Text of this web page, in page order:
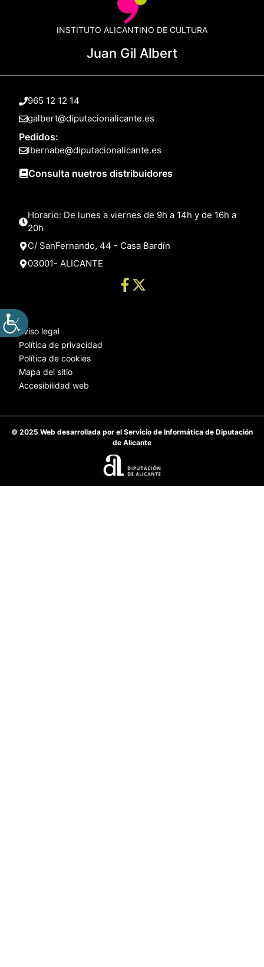
INSTITUTO ALICANTINO DE CULTURA
Juan Gil Albert
965 12 12 14
galbert@diputacionalicante.es
Pedidos:
lbernabe@diputacionalicante.es
Consulta nuetros distribuidores
Horario: De lunes a viernes de 9h a 14h y de 16h a
20h
C/ SanFernando, 44 - Casa Bardín
03001- ALICANTE
Aviso legal
Política de privacidad
Política de cookies
Mapa del sitio
Accesibilidad web
© 2025 Web desarrollada por el Servicio de Informática de Diputación
de Alicante